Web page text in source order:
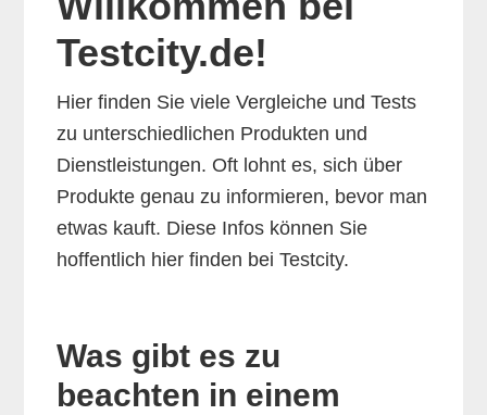
Testcity.de!
Hier finden Sie viele Vergleiche und Tests
zu unterschiedlichen Produkten und
Dienstleistungen. Oft lohnt es, sich über
Produkte genau zu informieren, bevor man
etwas kauft. Diese Infos können Sie
hoffentlich hier finden bei Testcity.
Was gibt es zu
beachten in einem